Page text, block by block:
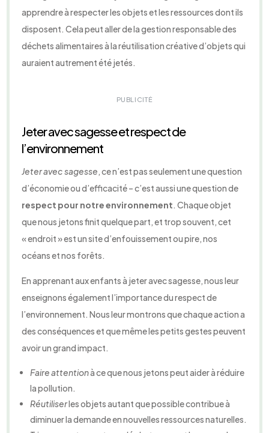
apprendre à respecter les objets et les ressources dont ils
disposent. Cela peut aller de la gestion responsable des
déchets alimentaires à la réutilisation créative d’objets qui
auraient autrement été jetés.
PUBLICITÉ
Jeter avec sagesse et respect de
l’environnement
Jeter avec sagesse, ce n’est pas seulement une question
d’économie ou d’efficacité – c’est aussi une question de
respect pour notre environnement. Chaque objet
que nous jetons finit quelque part, et trop souvent, cet
« endroit » est un site d’enfouissement ou pire, nos
océans et nos forêts.
En apprenant aux enfants à jeter avec sagesse, nous leur
enseignons également l’importance du respect de
l’environnement. Nous leur montrons que chaque action a
des conséquences et que même les petits gestes peuvent
avoir un grand impact.
Faire attentionà ce que nous jetons peut aider à réduire
la pollution.
Réutiliserles objets autant que possible contribue à
diminuer la demande en nouvelles ressources naturelles.